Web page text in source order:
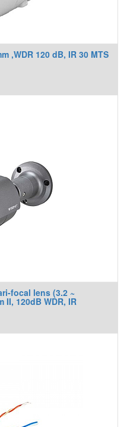
,WDR 120 dB, IR 30 MTS
focal lens (3.2 ~
II, 120dB WDR, IR